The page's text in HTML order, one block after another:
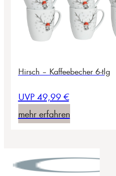
Hirsch – Kaffeebecher 6-tlg
UVP 49,99 €
mehr erfahren